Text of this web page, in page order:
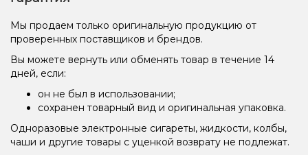
Мы продаем только оригинальную продукцию от
проверенных поставщиков и брендов.
Вы можете вернуть или обменять товар в течение 14
дней, если:
он не был в использовании;
сохранен товарный вид и оригинальная упаковка.
Одноразовые электронные сигареты, жидкости, колбы,
чаши и другие товары с уценкой возврату не подлежат.